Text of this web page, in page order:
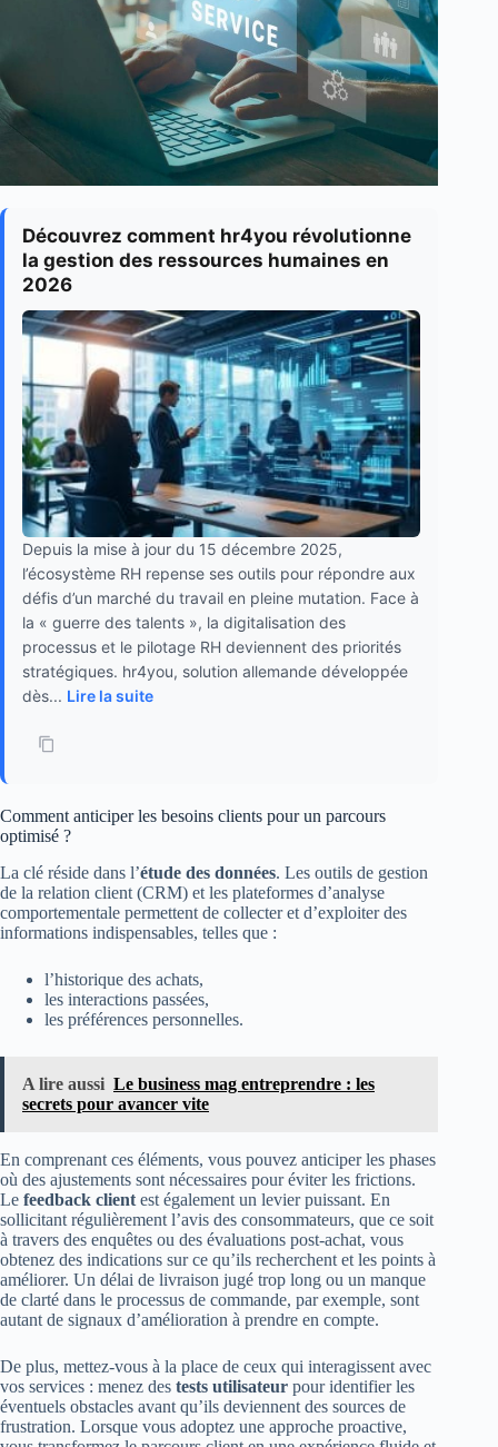
Découvrez comment hr4you révolutionne
la gestion des ressources humaines en
2026
Depuis la mise à jour du 15 décembre 2025,
l’écosystème RH repense ses outils pour répondre aux
défis d’un marché du travail en pleine mutation. Face à
la « guerre des talents », la digitalisation des
processus et le pilotage RH deviennent des priorités
stratégiques. hr4you, solution allemande développée
dès... Lire la suite
Comment anticiper les besoins clients pour un parcours
optimisé ?
La clé réside dans l’étude des données. Les outils de gestion
de la relation client (CRM) et les plateformes d’analyse
comportementale permettent de collecter et d’exploiter des
informations indispensables, telles que :
l’historique des achats,
les interactions passées,
les préférences personnelles.
A lire aussi Le business mag entreprendre : les
secrets pour avancer vite
En comprenant ces éléments, vous pouvez anticiper les phases
où des ajustements sont nécessaires pour éviter les frictions.
Le feedback client est également un levier puissant. En
sollicitant régulièrement l’avis des consommateurs, que ce soit
à travers des enquêtes ou des évaluations post-achat, vous
obtenez des indications sur ce qu’ils recherchent et les points à
améliorer. Un délai de livraison jugé trop long ou un manque
de clarté dans le processus de commande, par exemple, sont
autant de signaux d’amélioration à prendre en compte.
De plus, mettez-vous à la place de ceux qui interagissent avec
vos services : menez des tests utilisateur pour identifier les
éventuels obstacles avant qu’ils deviennent des sources de
frustration. Lorsque vous adoptez une approche proactive,